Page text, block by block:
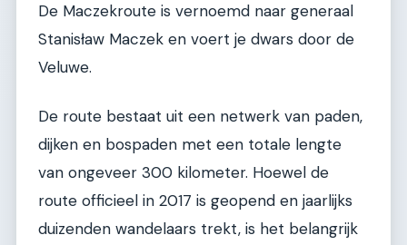
De Maczekroute is vernoemd naar generaal
Stanisław Maczek en voert je dwars door de
Veluwe.
De route bestaat uit een netwerk van paden,
dijken en bospaden met een totale lengte
van ongeveer 300 kilometer. Hoewel de
route officieel in 2017 is geopend en jaarlijks
duizenden wandelaars trekt, is het belangrijk